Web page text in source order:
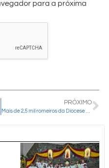
para a próxima
PRÓXIMO